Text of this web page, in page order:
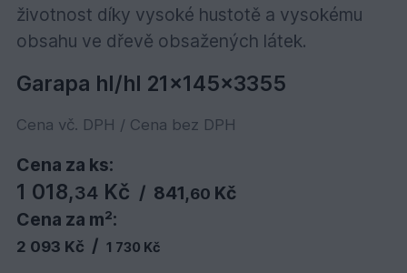
životnost díky vysoké hustotě a vysokému
obsahu ve dřevě obsažených látek.
Garapa hl/hl 21x145x3355
Cena vč. DPH / Cena bez DPH
Cena za ks:
1 018,34Kč / 841,60 Kč
Cena za m²:
2 093 Kč / 1 730 Kč